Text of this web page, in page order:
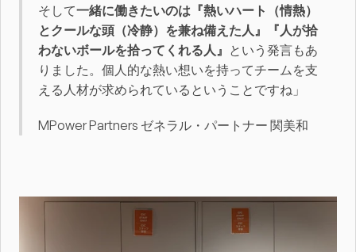
そして一緒に働きたいのは『熱いハート（情熱）
とクールな頭（冷静）を兼ね備えた人』『人が拾
わないボールを拾ってくれる人』 という発言もあ
りました。個人的な熱い想いを持ってチームを支
える人材が求められているということですね」
MPower Partners ゼネラル・パートナー 関美和